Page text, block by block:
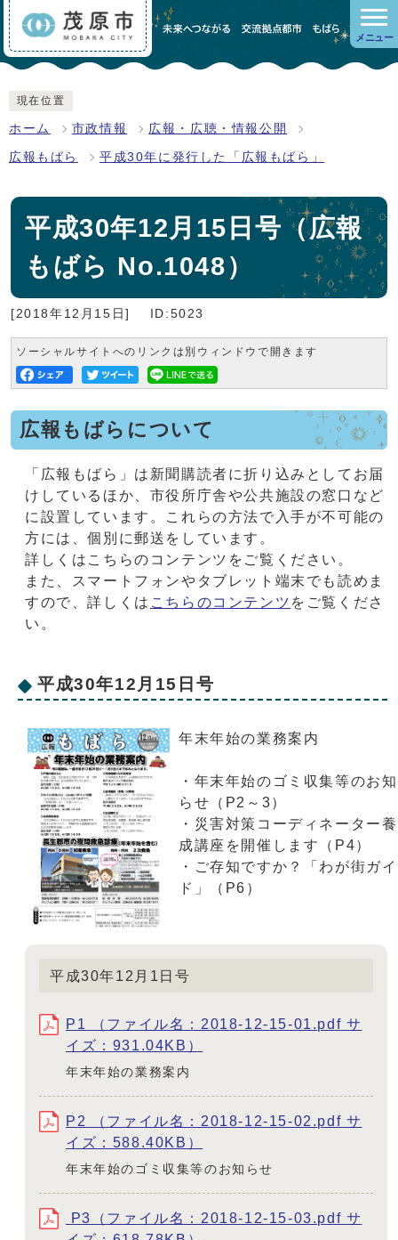
メニュー
現在位置
ホーム 市政情報 広報・広聴・情報公開
広報もばら 平成30年に発行した「広報もばら」
平成30年12月15日号（広報
もばら No.1048）
[2018年12月15日] ID:5023
ソーシャルサイトへのリンクは別ウィンドウで開きます
広報もばらについて
「広報もばら」は新聞購読者に折り込みとしてお届
けしているほか、市役所庁舎や公共施設の窓口など
に設置しています。これらの方法で入手が不可能の
方には、個別に郵送をしています。
詳しくはこちらのコンテンツをご覧ください。
また、スマートフォンやタブレット端末でも読めま
すので、詳しくは こちらのコンテンツ をご覧くださ
い。
平成30年12月15日号
年末年始の業務案内
・年末年始のゴミ収集等のお知
らせ（P2～3）
・災害対策コーディネーター養
成講座を開催します（P4）
・ご存知ですか？「わが街ガイ
ド」（P6）
平成30年12月1日号
P1 （ファイル名：2018-12-15-01.pdf サ
イズ：931.04KB）
年末年始の業務案内
P2 （ファイル名：2018-12-15-02.pdf サ
イズ：588.40KB）
年末年始のゴミ収集等のお知らせ
P3（ファイル名：2018-12-15-03.pdf サ